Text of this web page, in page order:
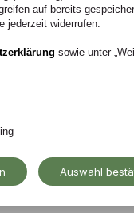
auf bereits
jederzeit widerrufen.
sowie unter
Auswahl